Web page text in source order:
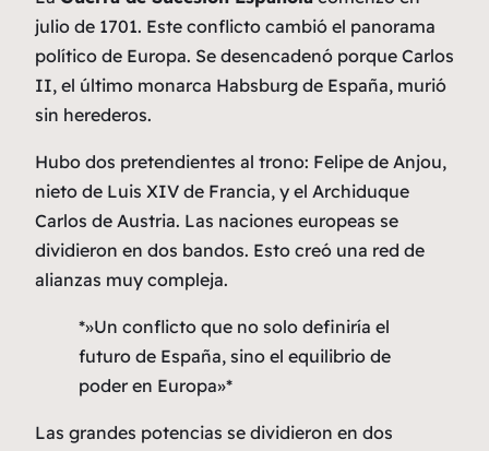
julio de 1701. Este conflicto cambió el panorama
político de Europa. Se desencadenó porque Carlos
II, el último monarca Habsburg de España, murió
sin herederos.
Hubo dos pretendientes al trono: Felipe de Anjou,
nieto de Luis XIV de Francia, y el Archiduque
Carlos de Austria. Las naciones europeas se
dividieron en dos bandos. Esto creó una red de
alianzas muy compleja.
*»Un conflicto que no solo definiría el
futuro de España, sino el equilibrio de
poder en Europa»*
Las grandes potencias se dividieron en dos